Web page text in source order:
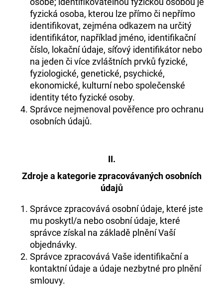
fyzická osoba, kterou lze přímo či nepřímo
identifikovat, zejména odkazem na určitý
identifikátor, například jméno, identifikační
číslo, lokační údaje, síťový identifikátor nebo
na jeden či více zvláštních prvků fyzické,
fyziologické, genetické, psychické,
ekonomické, kulturní nebo společenské
identity této fyzické osoby.
Správce nejmenoval pověřence pro ochranu
osobních údajů.
II.
Zdroje a kategorie zpracovávaných osobních
údajů
Správce zpracovává osobní údaje, které jste
mu poskytl/a nebo osobní údaje, které
správce získal na základě plnění Vaší
objednávky.
Správce zpracovává Vaše identifikační a
kontaktní údaje a údaje nezbytné pro plnění
smlouvy.
HLEDAT
TRIČKO
„NOVÉ